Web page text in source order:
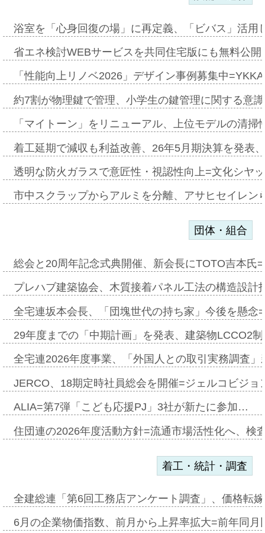
浴室を「心身回復の場」に再定義、「ビバス」活
省エネ検討WEBサービスを共同住宅版にも無料公
「性能向上リノベ2026」デザイン事例募集中
約7割が物理鍵で管理、小学生の鍵管理に関する意
「マイトーン」をリニューアル、上位モデルの清
着工延期で減収も利益改善、26年5月期決算を発表
透明な防火ガラスで意匠性・視認性向上=文化シヤ
市中スクラップからアルミを分離、アサヒセイレ
団体・組合
総会と20周年記念式典開催、新会長にTOTO吉本氏
プレハブ建築協会、木質接着パネル工法の構造設
全宅連坂本会長、「団塊世代の持ち家」今後を懸
29年度までの「中期計画」を発表、建築物LCCO2
全宅連2026年度事業、「外国人との取引実務調査
JERCO、18期定時社員総会を開催=ジェルコビジ
ALIA=第7弾「こども応援PJ」3社が新たに参加…
住団連の2026年度活動方針=流通市場活性化へ、検
着工・統計・調査
全建総連「第6回工務店アンケート調査」、価格転
6月の企業物価指数、前月から上昇率拡大=前年同